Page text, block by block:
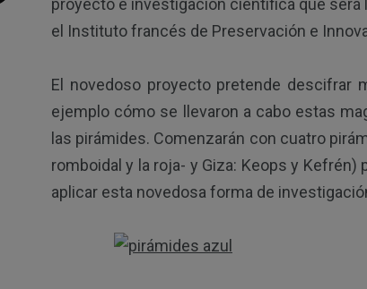
proyecto e investigación científica que será
el Instituto francés de Preservación e
El novedoso proyecto pretende descifrar
ejemplo cómo se llevaron a cabo estas
las pirámides. Comenzarán con cuatro
romboidal y la roja- y Giza: Keops y
aplicar esta novedosa forma de